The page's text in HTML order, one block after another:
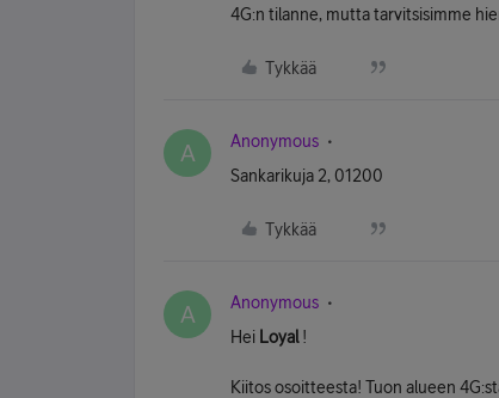
4G:n tilanne, mutta tarvitsisimme
Tykkää
A Anonymous
Sankarikuja 2, 01200
Tykkää
A Anonymous
Hei Loyal!
Kiitos osoitteesta! Tuon alueen